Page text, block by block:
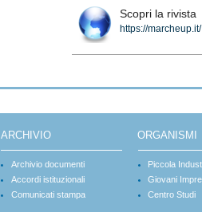
Scopri la rivista
https://marcheup.it/
ARCHIVIO
Archivio documenti
Accordi istituzionali
Comunicati stampa
ORGANISMI
Piccola
Giovani
Centro Studi